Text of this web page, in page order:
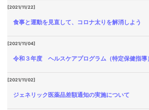
[2021/11/22]
食事と運動を見直して、コロナ太りを解消しよう
[2021/11/04]
令和３年度 ヘルスケアプログラム（特定保健指導
[2021/11/02]
ジェネリック医薬品差額通知の実施について